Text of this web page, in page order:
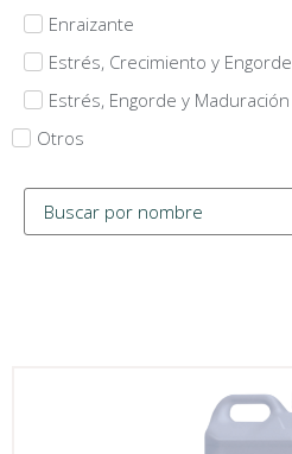
Enraizante
Estrés, Crecimiento y Engorde
Estrés, Engorde y Maduración
Otros